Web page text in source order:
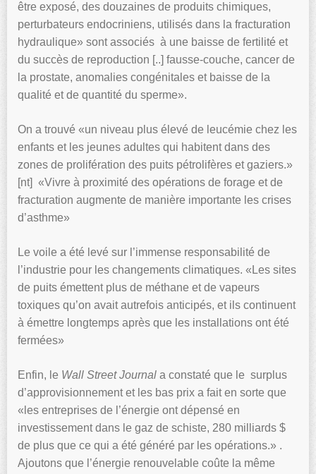
être exposé, des douzaines de produits chimiques,
perturbateurs endocriniens, utilisés dans la fracturation
hydraulique» sont associés à une baisse de fertilité et
du succès de reproduction [..] fausse-couche, cancer de
la prostate, anomalies congénitales et baisse de la
qualité et de quantité du sperme».
On a trouvé «un niveau plus élevé de leucémie chez les
enfants et les jeunes adultes qui habitent dans des
zones de prolifération des puits pétrolifères et gaziers.»
[nt] «Vivre à proximité des opérations de forage et de
fracturation augmente de manière importante les crises
d’asthme»
Le voile a été levé sur l’immense responsabilité de
l’industrie pour les changements climatiques. «Les sites
de puits émettent plus de méthane et de vapeurs
toxiques qu’on avait autrefois anticipés, et ils continuent
à émettre longtemps après que les installations ont été
fermées»
Enfin, le Wall Street Journal a constaté que le surplus
d’approvisionnement et les bas prix a fait en sorte que
«les entreprises de l’énergie ont dépensé en
investissement dans le gaz de schiste, 280 milliards $
de plus que ce qui a été généré par les opérations.» .
Ajoutons que l’énergie renouvelable coûte la même